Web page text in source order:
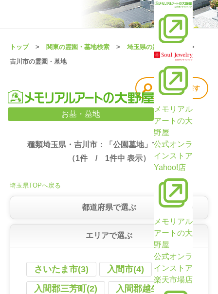
お墓・墓地
メモリアル
アートの大
野屋
公式オンラ
インストア
Yahoo!店
メモリアル
アートの大
野屋
公式オンラ
インストア
楽天市場店
トップ 関東の霊園・墓地検索
埼玉県の霊園・墓地
吉川市の霊園・墓地
埼玉県・吉川市の霊園・墓地検索結果（1件）
他の条件で探す
種類埼玉県・吉川市：「公園墓地」で絞り込み
（1件 / 1件中 表示）
埼玉県TOPへ戻る
都道府県で選ぶ
エリアで選ぶ
さいたま市(3)
入間市(4)
入間郡三芳町(2)
入間郡越生町(2)